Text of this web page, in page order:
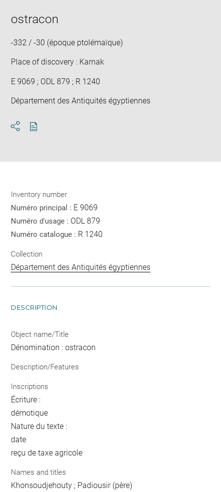
ostracon
-332 / -30 (époque ptolémaïque)
Place of discovery : Karnak
E 9069 ; ODL 879 ; R 1240
Département des Antiquités égyptiennes
Inventory number
Numéro principal : E 9069
Numéro d'usage : ODL 879
Numéro catalogue : R 1240
Collection
Département des Antiquités égyptiennes
DESCRIPTION
Object name/Title
Dénomination : ostracon
Description/Features
Inscriptions
Écriture :
démotique
Nature du texte :
date
reçu de taxe agricole
Names and titles
Khonsoudjehouty ; Padiousir (père)